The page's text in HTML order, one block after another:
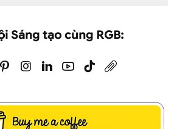
Sáng tạo cùng RGB: